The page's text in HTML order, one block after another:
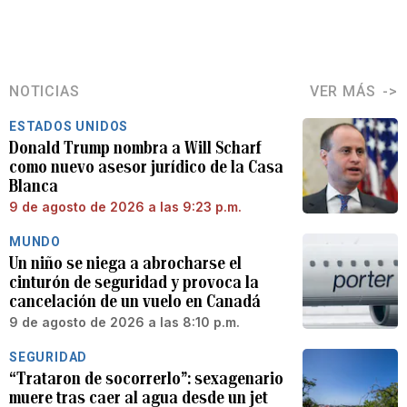
NOTICIAS VER MÁS
ESTADOS UNIDOS
Donald Trump nombra a Will Scharf
como nuevo asesor jurídico de la Casa
Blanca
9 de agosto de 2026 a las 9:23 p.m.
MUNDO
Un niño se niega a abrocharse el
cinturón de seguridad y provoca la
cancelación de un vuelo en Canadá
9 de agosto de 2026 a las 8:10 p.m.
SEGURIDAD
“Trataron de socorrerlo”: sexagenario
muere tras caer al agua desde un jet